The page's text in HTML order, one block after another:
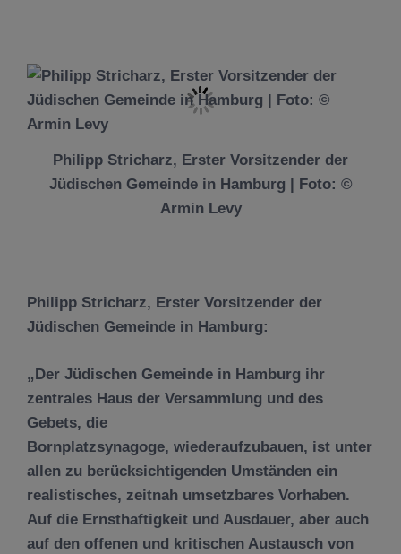
Philipp Stricharz, Erster Vorsitzender der
Jüdischen Gemeinde in Hamburg | Foto: ©
Armin Levy
Philipp Stricharz, Erster Vorsitzender der
Jüdischen Gemeinde in Hamburg:
„Der Jüdischen Gemeinde in Hamburg ihr
zentrales Haus der Versammlung und des
Gebets, die
Bornplatzsynagoge, wiederaufzubauen, ist unter
allen zu berücksichtigenden Umständen ein
realistisches, zeitnah umsetzbares Vorhaben.
Auf die Ernsthaftigkeit und Ausdauer, aber auch
auf den offenen und kritischen Austausch von